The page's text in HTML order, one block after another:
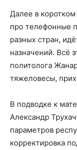
Далее в
про телефонные
разных стран,
назначений. Всё
политолога
тяжеловесы,
В подводке к
Александр
параметров
корректировка